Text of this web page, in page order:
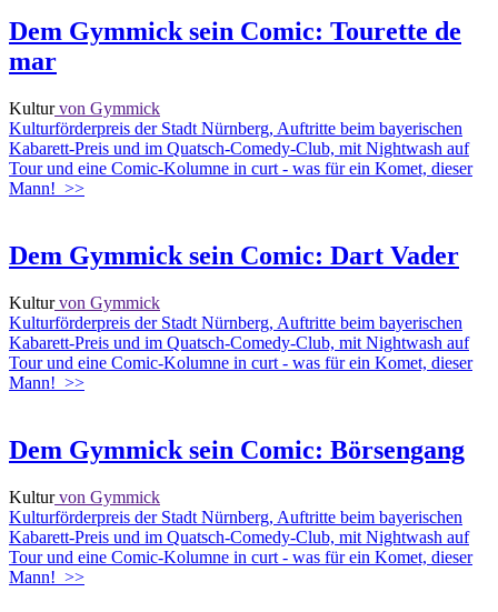
Dem Gymmick sein Comic: Tourette de
mar
Kulturvon Gymmick
Kulturförderpreis der Stadt Nürnberg, Auftritte beim bayerischen
Kabarett-Preis und im Quatsch-Comedy-Club, mit Nightwash auf
Tour und eine Comic-Kolumne in curt - was für ein Komet, dieser
Mann! >>
Dem Gymmick sein Comic: Dart Vader
Kulturvon Gymmick
Kulturförderpreis der Stadt Nürnberg, Auftritte beim bayerischen
Kabarett-Preis und im Quatsch-Comedy-Club, mit Nightwash auf
Tour und eine Comic-Kolumne in curt - was für ein Komet, dieser
Mann! >>
Dem Gymmick sein Comic: Börsengang
Kulturvon Gymmick
Kulturförderpreis der Stadt Nürnberg, Auftritte beim bayerischen
Kabarett-Preis und im Quatsch-Comedy-Club, mit Nightwash auf
Tour und eine Comic-Kolumne in curt - was für ein Komet, dieser
Mann! >>